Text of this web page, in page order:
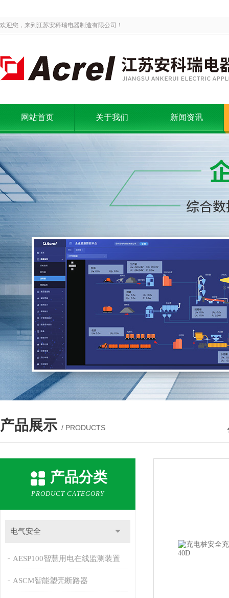
欢迎您，来到江苏安科瑞电器制造有限公司！
网站首页 关于我们 新闻资讯
产品展示 / PRODUCTS
产品分类
PRODUCT CATEGORY
电气安全
AESP100智慧用电在线监测装置
ASCM智能塑壳断路器